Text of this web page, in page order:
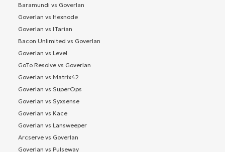
Baramundi vs Goverlan
Goverlan vs Hexnode
Goverlan vs ITarian
Bacon Unlimited vs Goverlan
Goverlan vs Level
GoTo Resolve vs Goverlan
Goverlan vs Matrix42
Goverlan vs SuperOps
Goverlan vs Syxsense
Goverlan vs Kace
Goverlan vs Lansweeper
Arcserve vs Goverlan
Goverlan vs Pulseway